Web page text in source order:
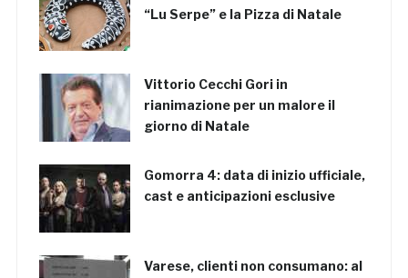
“Lu Serpe” e la Pizza di Natale
Vittorio Cecchi Gori in
rianimazione per un malore il
giorno di Natale
Gomorra 4: data di inizio ufficiale,
cast e anticipazioni esclusive
Varese, clienti non consumano: al